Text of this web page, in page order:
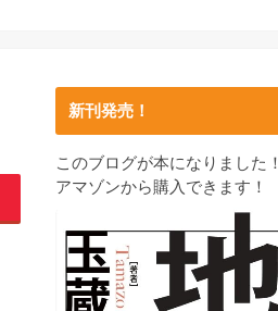
新刊発売！
このブログが本になりました！
アマゾンから購入できます！